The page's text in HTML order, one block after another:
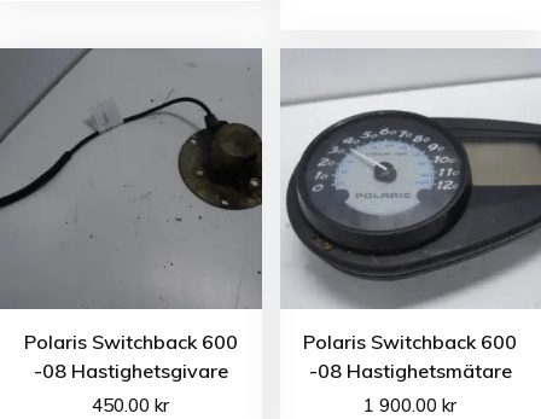
Polaris Switchback 600
-08 Hastighetsgivare
450.00kr
Polaris Switchback 600
-08 Hastighetsmätare
1 900.00kr